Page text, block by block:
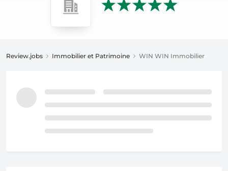
Review.jobs Immobilier et Patrimoine WIN WIN Immobilier